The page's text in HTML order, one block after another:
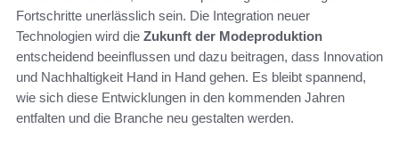
Fortschritte unerlässlich sein. Die Integration neuer
Technologien wird die Zukunft der Modeproduktion
entscheidend beeinflussen und dazu beitragen, dass Innovation
und Nachhaltigkeit Hand in Hand gehen. Es bleibt spannend,
wie sich diese Entwicklungen in den kommenden Jahren
entfalten und die Branche neu gestalten werden.